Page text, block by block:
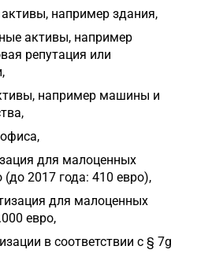
например здания,
активы, например
репутация или
например машины и
для малоценных
2017 года: 410 евро),
для малоценных
евро,
в соответствии с § 7g